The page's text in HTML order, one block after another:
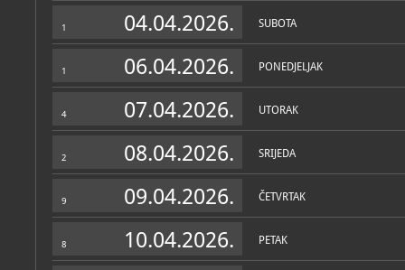
1 04.04.2026. SUBOTA
1 06.04.2026. PONEDJELJAK
4 07.04.2026. UTORAK
2 08.04.2026. SRIJEDA
9 09.04.2026. ČETVRTAK
8 10.04.2026. PETAK
OPĆI PODACI
Zbirke